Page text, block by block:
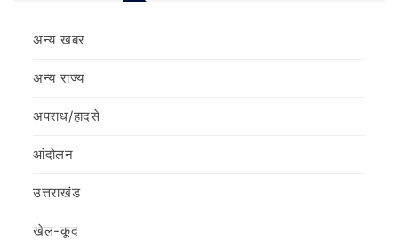
अन्य खबर
अन्य राज्य
अपराध/हादसे
आंदोलन
उत्तराखंड
खेल-कूद